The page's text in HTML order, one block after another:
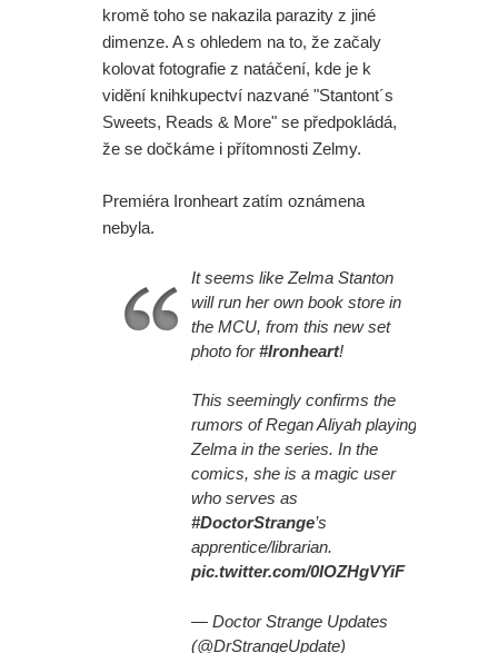
kromě toho se nakazila parazity z jiné
dimenze. A s ohledem na to, že začaly
kolovat fotografie z natáčení, kde je k
vidění knihkupectví nazvané "Stantont´s
Sweets, Reads & More" se předpokládá,
že se dočkáme i přítomnosti Zelmy.
Premiéra Ironheart zatím oznámena
nebyla.
It seems like Zelma Stanton
will run her own book store in
the MCU, from this new set
photo for#Ironheart!
This seemingly confirms the
rumors of Regan Aliyah playing
Zelma in the series. In the
comics, she is a magic user
who serves as
#DoctorStrange’s
apprentice/librarian.
pic.twitter.com/0IOZHgVYiF
— Doctor Strange Updates
(@DrStrangeUpdate)